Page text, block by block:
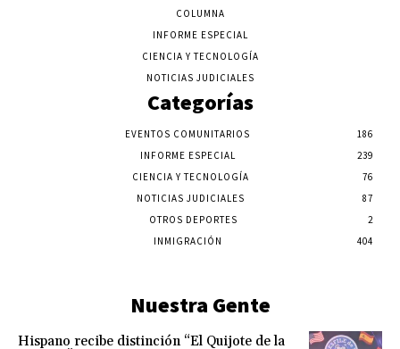
COLUMNA
INFORME ESPECIAL
CIENCIA Y TECNOLOGÍA
NOTICIAS JUDICIALES
Categorías
EVENTOS COMUNITARIOS
186
INFORME ESPECIAL
239
CIENCIA Y TECNOLOGÍA
76
NOTICIAS JUDICIALES
87
OTROS DEPORTES
2
INMIGRACIÓN
404
Nuestra Gente
Hispano recibe distinción “El Quijote de la